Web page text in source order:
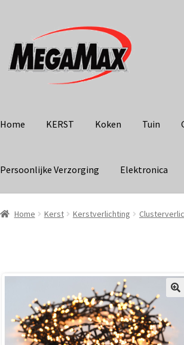
door
naar
naar
Home KERST Koken Tuin
Persoonlijke Verzorging Elektronica
Home Kerst Kerstverlichting